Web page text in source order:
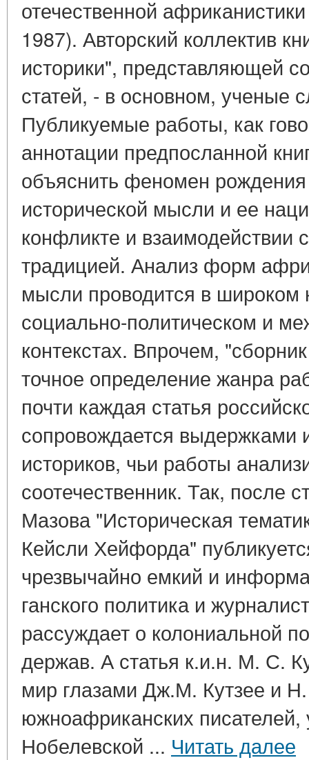
отечественной
1987). Авторский коллектив
историки", представляющей
статей, - в основном, ученые
Публикуемые работы, как
аннотации предпосланной
объяснить феномен
исторической мысли и ее
конфликте и взаимодействии
традицией. Анализ форм
мысли проводится в широком
социально-политическом и
контекстах. Впрочем,
точное определение жанра
почти каждая статья
сопровождается выдержками
историков, чьи работы
соотечественник. Так, после
Мазова "Историческая
Кейсли Хейфорда"
чрезвычайно емкий и
ганского политика и
рассуждает о колониальной
держав. А статья к.и.н. М. С.
мир глазами Дж.М. Кутзее и
южноафриканских писателей,
Нобелевской ... Читать далее